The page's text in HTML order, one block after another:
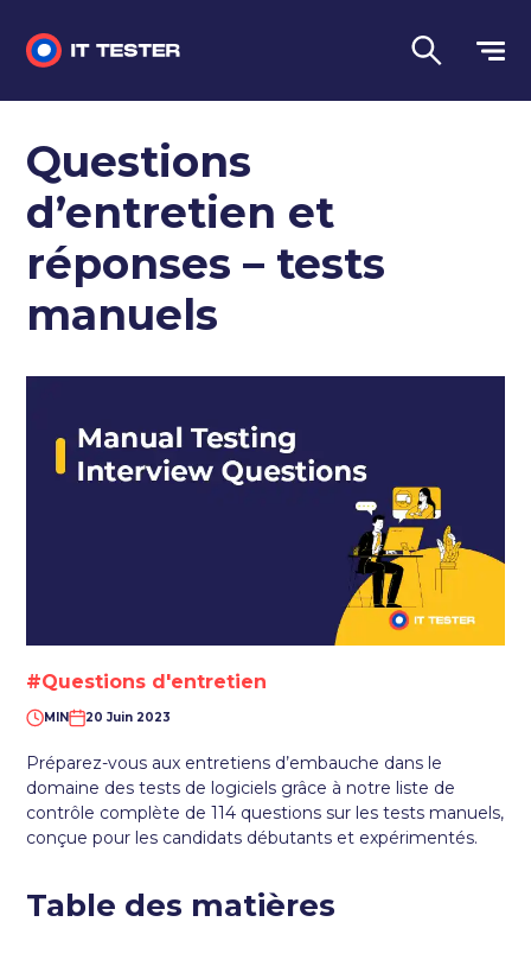
Questions d'entretien
Questions
d’entretien et
réponses – tests
manuels
#Questions d'entretien
MIN 20 Juin 2023
Préparez-vous aux entretiens d’embauche dans le
domaine des tests de logiciels grâce à notre liste de
contrôle complète de 114 questions sur les tests manuels,
conçue pour les candidats débutants et expérimentés.
Table des matières